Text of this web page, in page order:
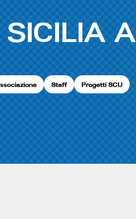
Staff Progetti SCU